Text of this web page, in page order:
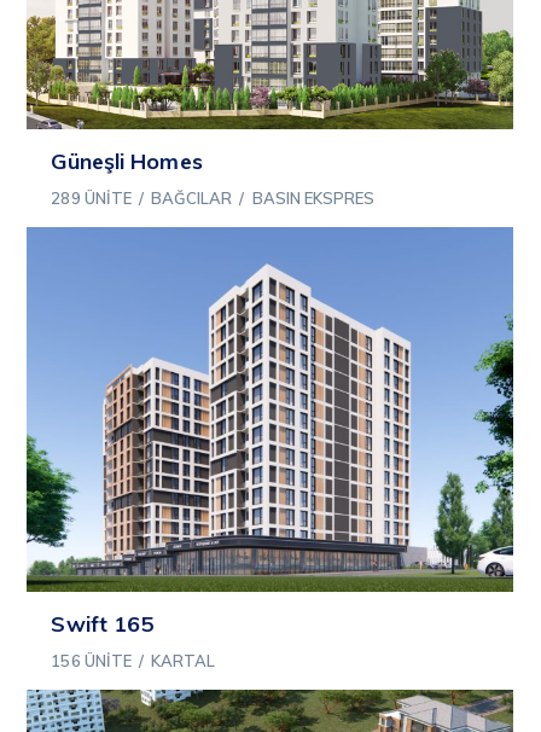
Güneşli Homes
289 ÜNITE / BAĞCILAR / BASIN EKSPRES
Swift 165
156 ÜNITE / KARTAL